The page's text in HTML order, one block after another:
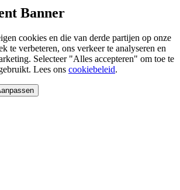
Banner
cookies en die van derde partijen op onze
te verbeteren, ons verkeer te analyseren en
Selecteer "Alles accepteren" om toe te
Lees ons cookiebeleid.